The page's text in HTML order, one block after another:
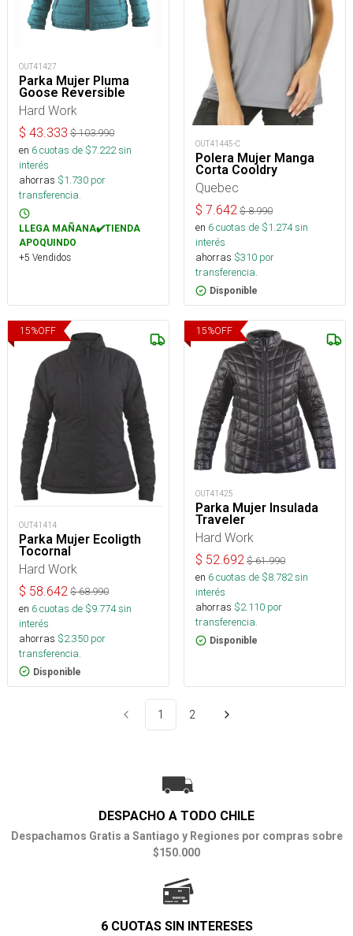
OUT41427
Parka Mujer Pluma
Goose Reversible
Hard Work
$ 43.333 $103.990
en 6cuotas de $7.222sin
interés
ahorras $1.730 por
transferencia.
LLEGA MAÑANA✔️TIENDA
APOQUINDO
+5 Vendidos
OUT41445-C
Polera Mujer Manga
Corta Cooldry
Quebec
$ 7.642 $8.990
en 6cuotas de $1.274sin
interés
ahorras $310 por
transferencia.
Disponible
15%OFF
OUT41414
Parka Mujer Ecoligth
Tocornal
Hard Work
$ 58.642 $68.990
en 6cuotas de $9.774sin
interés
ahorras $2.350 por
transferencia.
Disponible
15%OFF
OUT41425
Parka Mujer Insulada
Traveler
Hard Work
$ 52.692 $61.990
en 6cuotas de $8.782sin
interés
ahorras $2.110 por
transferencia.
Disponible
1 2
DESPACHO A TODO CHILE
Despachamos Gratis a Santiago y Regiones por compras sobre
$150.000
6 CUOTAS SIN INTERESES